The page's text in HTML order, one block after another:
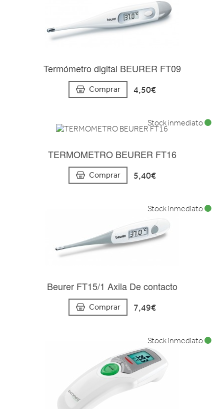
Termómetro digital BEURER FT09
Comprar 4,50€
TERMOMETRO BEURER FT16
Comprar 5,40€
Stock inmediato
Beurer FT15/1 Axila De contacto
Comprar 7,49€
Stock inmediato
Stock inmediato